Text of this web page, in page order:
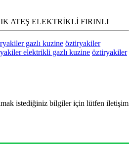
gazlı kuzine öztiryakiler
elektrikli gazlı kuzine öztiryakiler
istediğiniz bilgiler için lütfen iletişim